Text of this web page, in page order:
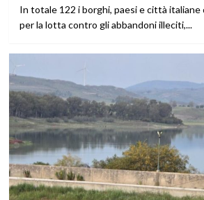
In totale 122 i borghi, paesi e città
per la lotta contro gli abbandoni illeciti,...